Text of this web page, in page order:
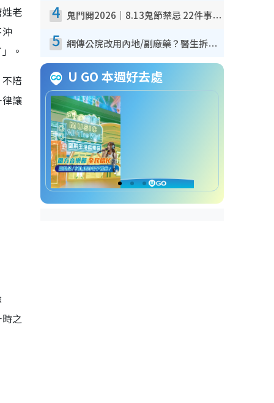
老
。
陪
讓
之
4 鬼門開2026｜8.13鬼節禁忌 22件事唔做得！燒肉、刺身要少食？半夜勿吹口哨/打呢個電話
5 網傳公院改用內地/副廠藥？醫生拆解正副廠分別 揭4類人換藥隨時出事
U GO 本週好去處